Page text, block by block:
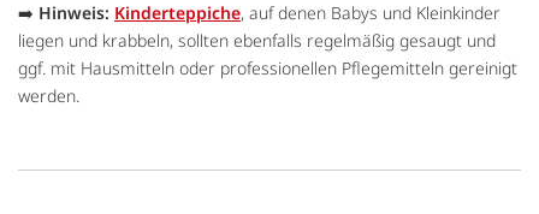
➡️ Hinweis: Kinderteppiche, auf denen Babys und Kleinkinder
liegen und krabbeln, sollten ebenfalls regelmäßig gesaugt und
ggf. mit Hausmitteln oder professionellen Pflegemitteln gereinigt
werden.